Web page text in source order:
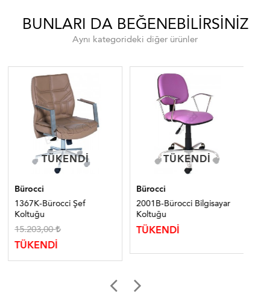
BUNLARI DA BEĞENEBILIRSINIZ
Aynı kategorideki diğer ürünler
TÜKENDI
TÜKENDI
Bürocci
1367K-Bürocci Şef
Koltuğu
15.203,00
TÜKENDİ
TÜKENDI
TÜKENDI
Bürocci
2001B-Bürocci Bilgisayar
Koltuğu
TÜKENDİ